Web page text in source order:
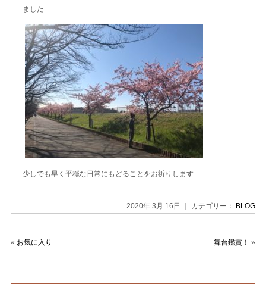
ました
少しでも早く平穏な日常にもどることをお祈りします
2020年 3月 16日 ｜ カテゴリー： BLOG
« お気に入り 舞台鑑賞！ »